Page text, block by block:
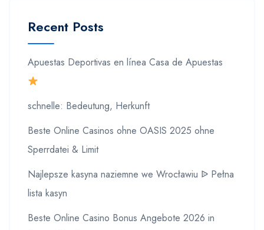
Recent Posts
Apuestas Deportivas en línea Casa de Apuestas
schnelle: Bedeutung, Herkunft
Beste Online Casinos ohne OASIS 2025 ohne
Sperrdatei & Limit
Najlepsze kasyna naziemne we Wrocławiu ᐉ Pełna
lista kasyn
Beste Online Casino Bonus Angebote 2026 in